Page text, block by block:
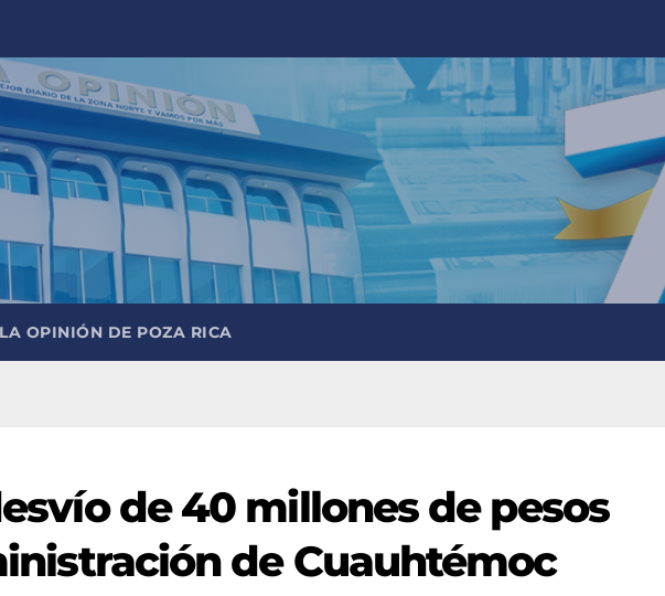
OPINIÓN DE POZA RICA
de 40 millones de pesos
de Cuauhtémoc